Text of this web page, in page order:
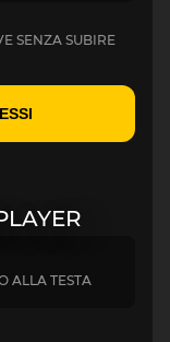
SENZA SUBIRE
ALLA TESTA